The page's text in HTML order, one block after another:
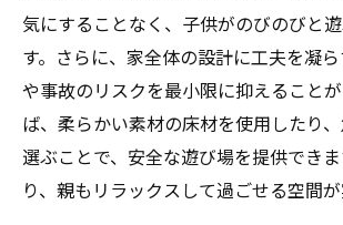
気にすることなく、子供がのびのびと
す。さらに、家全体の設計に工夫を凝
や事故のリスクを最小限に抑えること
ば、柔らかい素材の床材を使用したり
選ぶことで、安全な遊び場を提供でき
り、親もリラックスして過ごせる空間が